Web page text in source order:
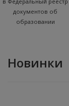
документов об
образовании
Новинки